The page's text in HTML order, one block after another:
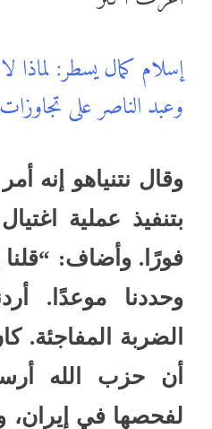
إسلام كمال يسطر: لماذا
وعبد الناصر على
وقال نتنياهو إنه
بتنفيذ عملية
فورًا. وأضاف: “قلنا
وحددنا موعدًا.
الضربة المفاجئة.
أن حزب الله
لفحصها في إيران،